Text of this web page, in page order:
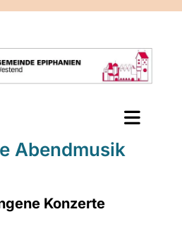
Abendmusik
Konzerte